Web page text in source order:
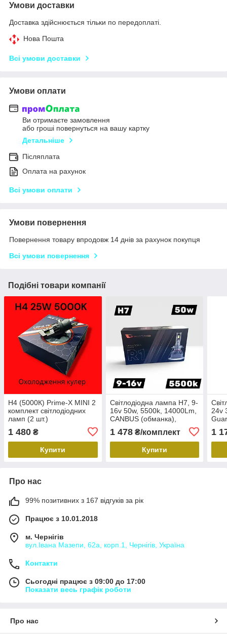
Умови доставки
Доставка здійснюється тільки по передоплаті.
Нова Пошта
Всі умови доставки
Умови оплати
Ви отримаєте замовлення
або гроші повернуться на вашу картку
Детальніше
Післяплата
Оплата на рахунок
Всі умови оплати
Умови повернення
Повернення товару впродовж 14 днів за рахунок покупця
Всі умови повернення
Подібні товари компанії
H4 (5000К) Prime-X MINI 2
комплект світлодіодних
ламп (2 шт.)
1 480 ₴
Купити
Світлодіодна лампа H7, 9-
16v 50w, 5500k, 14000Lm,
CANBUS (обманка),
1 478₴/комплект
Купити
24v
1
Про нас
99% позитивних з 167 відгуків за рік
Працює з 10.01.2018
м. Чернігів
вул.Івана Мазепи, 62а, корп.1, Чернігів, Україна
Контакти
Сьогодні працює з 09:00 до 17:00
Показати весь графік роботи
Про нас